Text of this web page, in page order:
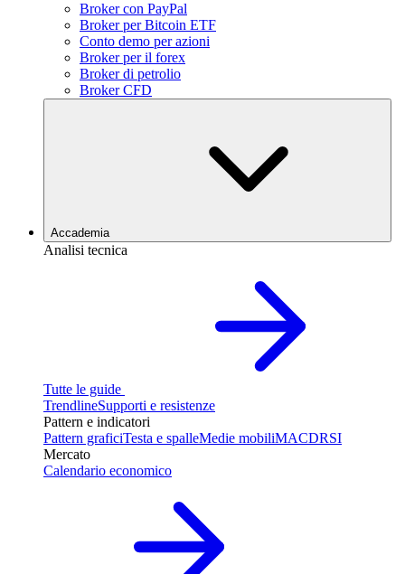
Broker con PayPal
Broker per Bitcoin ETF
Conto demo per azioni
Broker per il forex
Broker di petrolio
Broker CFD
Accademia
Analisi tecnica
Tutte le guide
TrendlineSupporti e resistenze
Pattern e indicatori
Pattern graficiTesta e spalleMedie mobiliMACDRSI
Mercato
Calendario economico